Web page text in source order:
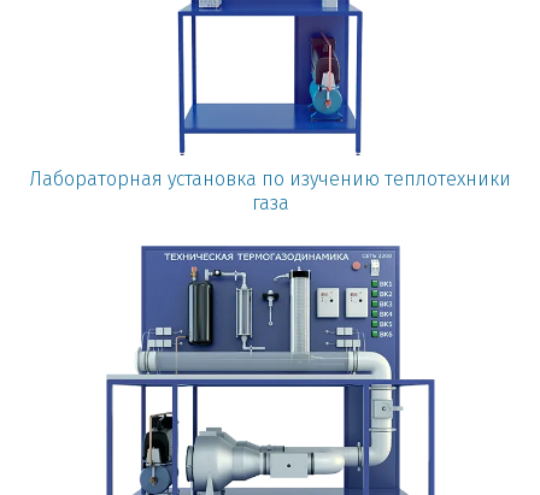
Лабораторная установка по изучению теплотехники
газа